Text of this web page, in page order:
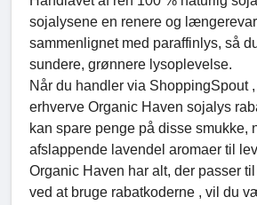
sojalysene en renere og
sammenlignet med paraffinlys, så
sundere, grønnere lysoplevelse.
Når du handler via ShoppingSpout
erhverve Organic Haven sojalys
kan spare penge på disse smukke,
afslappende lavendel aromaer til
Organic Haven har alt, der passer
ved at bruge rabatkoderne , vil du